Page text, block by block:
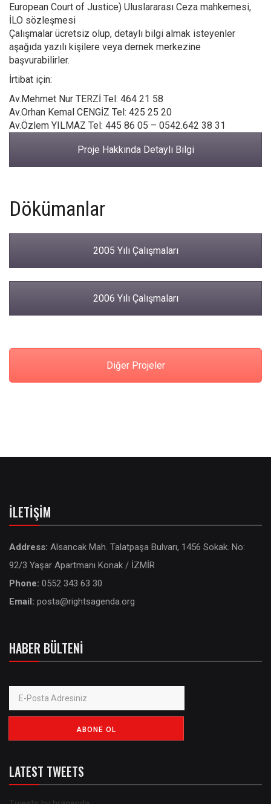
European Court of Justice) Uluslararası Ceza mahkemesi,
İLO sözleşmesi
Çalışmalar ücretsiz olup, detaylı bilgi almak isteyenler
aşağıda yazılı kişilere veya dernek merkezine
başvurabilirler.
İrtibat için:
Av.Mehmet Nur TERZİ Tel: 464 21 58
Av.Orhan Kemal CENGİZ Tel: 425 25 20
Av.Özlem YILMAZ Tel: 445 86 05 – 0542.642 38 31
Proje Hakkında Detaylı Bilgi
Dökümanlar
2005 Yılı Çalışmaları
2006 Yılı Çalışmaları
Diğer Projeler
İLETIŞIM
Address: Alsancak Mah. Talatpaşa Bulvarı, 1456 Sokak. No:
92/3 Yaşar Apartmanı Konak / İZMİR
Phone: 0552 343 63 30
Email: posta@rightsagenda.org
HABER BÜLTENI
LATEST TWEETS